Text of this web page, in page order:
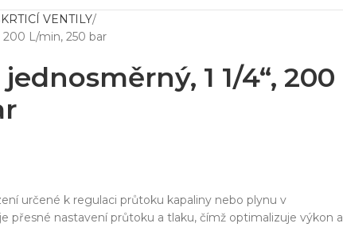
VENTILY
200 L/min, 250 bar
1 1/4“, 200
určené k regulaci průtoku kapaliny nebo plynu v
přesné nastavení průtoku a tlaku, čímž optimalizuje výkon a